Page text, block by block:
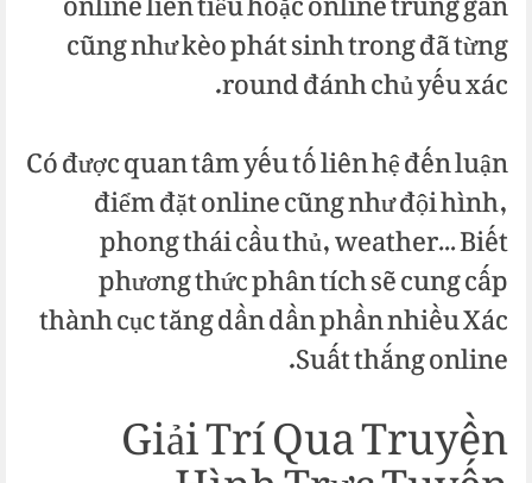
cũng như kèo phát sinh trong đã từng
round đánh chủ yếu xác.
Có được quan tâm yếu tố liên hệ đến luận
điểm đặt online cũng như đội hình,
phong thái cầu thủ, weather… Biết
phương thức phân tích sẽ cung cấp
thành cục tăng dần dần phần nhiều Xác
Suất thắng online.
Giải Trí Qua Truyền